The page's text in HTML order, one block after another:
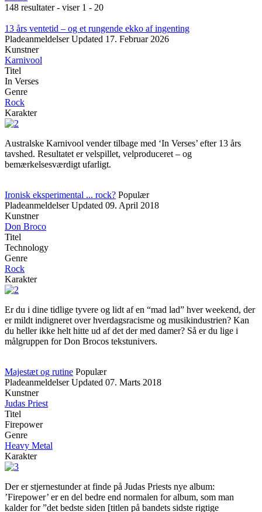
148 resultater - viser 1 - 20
13 års ventetid – og et rungende ekko af ingenting
Pladeanmeldelser Updated 17. Februar 2026
Kunstner
Karnivool
Titel
In Verses
Genre
Rock
Karakter
Australske Karnivool vender tilbage med ‘In Verses’ efter 13 års
tavshed. Resultatet er velspillet, velproduceret – og
bemærkelsesværdigt ufarligt.
Ironisk eksperimental ... rock? Populær
Pladeanmeldelser Updated 09. April 2018
Kunstner
Don Broco
Titel
Technology
Genre
Rock
Karakter
Er du i dine tidlige tyvere og lidt af en “mad lad” hver weekend, der
er mildt indigneret over hverdagsracisme og musikindustrien? Kan
du heller ikke helt hitte ud af det der med damer? Så er du lige i
målgruppen for Don Brocos tekstunivers.
Majestæt og rutine Populær
Pladeanmeldelser Updated 07. Marts 2018
Kunstner
Judas Priest
Titel
Firepower
Genre
Heavy Metal
Karakter
Der er stjernestunder at finde på Judas Priests nye album:
’Firepower’ er en del bedre end normalen for album, som man
kalder for ”det bedste siden [titlen på bandets sidste rigtige